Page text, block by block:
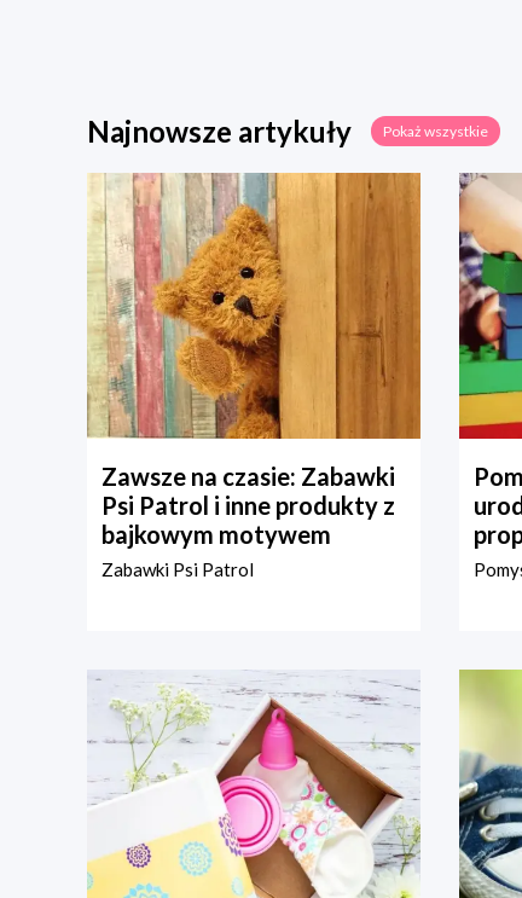
Najnowsze artykuły Pokaż wszystkie
Zawsze na czasie: Zabawki
Psi Patrol i inne produkty z
bajkowym motywem
Zabawki Psi Patrol